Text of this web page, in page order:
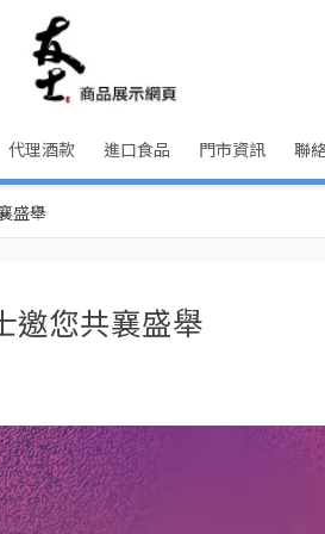
代理酒款 進口食品 門市資訊 聯
盛舉
邀您共襄盛舉